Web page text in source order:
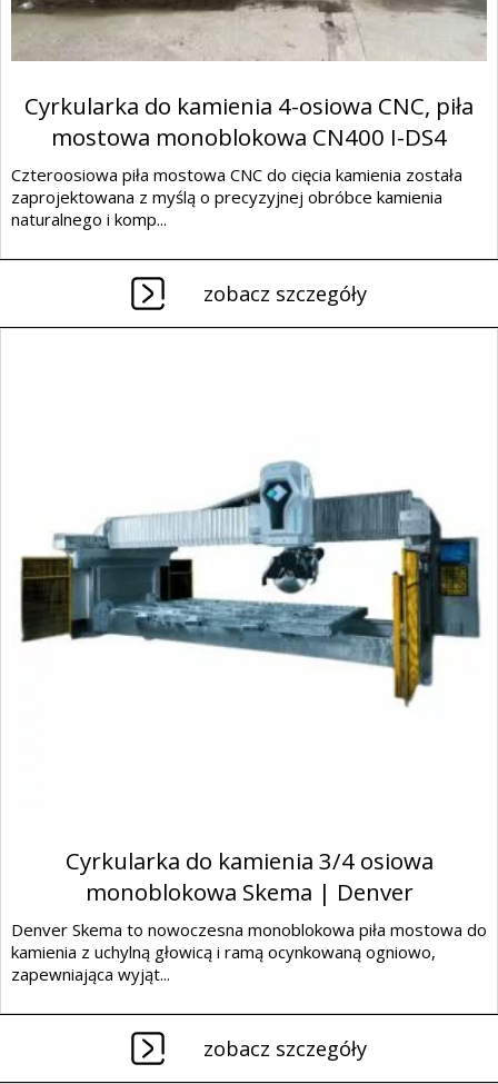
Cyrkularka do kamienia 4-osiowa CNC, piła
mostowa monoblokowa CN400 I-DS4
Czteroosiowa piła mostowa CNC do cięcia kamienia została
zaprojektowana z myślą o precyzyjnej obróbce kamienia
naturalnego i komp...
zobacz szczegóły
Cyrkularka do kamienia 3/4 osiowa
monoblokowa Skema | Denver
Denver Skema to nowoczesna monoblokowa piła mostowa do
kamienia z uchylną głowicą i ramą ocynkowaną ogniowo,
zapewniająca wyjąt...
zobacz szczegóły